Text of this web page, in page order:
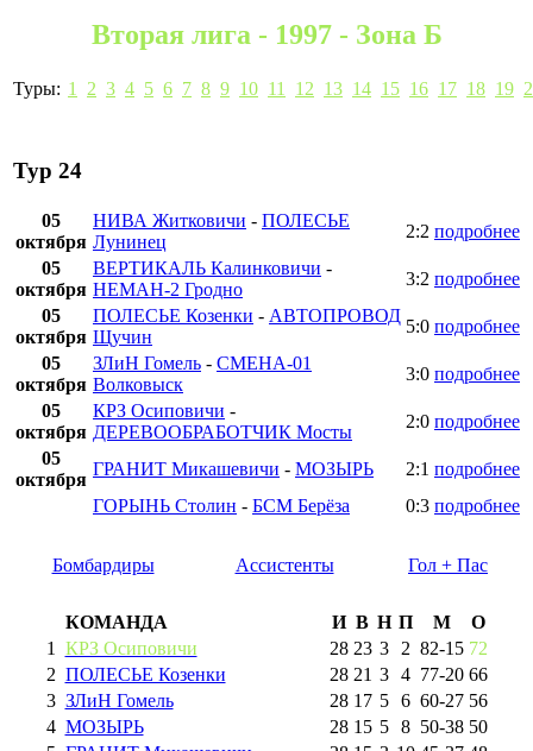
Вторая лига - 1997 - Зона Б
Туры: 1 2 3 4 5 6 7 8 9 10 11 12 13 14 15 16 17 18 19
Тур 24
05
октября
НИВА Житковичи - ПОЛЕСЬЕ
Лунинец
2:2 подробнее
05
октября
ВЕРТИКАЛЬ Калинковичи -
НЕМАН-2 Гродно
3:2 подробнее
05
октября
ПОЛЕСЬЕ Козенки - АВТОПРОВОД
Щучин
5:0 подробнее
05
октября
ЗЛиН Гомель - СМЕНА-01
Волковыск
3:0 подробнее
05
октября
КРЗ Осиповичи -
ДЕРЕВООБРАБОТЧИК Мосты
2:0 подробнее
05
октября
ГРАНИТ Микашевичи - МОЗЫРЬ 2:1 подробнее
ГОРЫНЬ Столин - БСМ Берёза 0:3 подробнее
Бомбардиры Ассистенты Гол + Пас
КОМАНДА И В Н П М
О
1
КРЗ Осиповичи 28 23 3 2 82-15 72
2 ПОЛЕСЬЕ Козенки 28 21 3 4 77-20 66
3 ЗЛиН Гомель 28 17 5 6 60-27 56
4 МОЗЫРЬ 28 15 5 8 50-38 50